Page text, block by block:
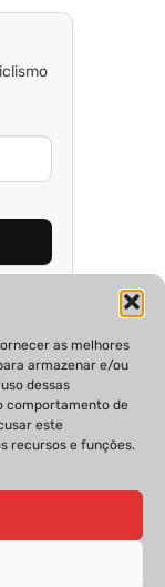
as melhores
armazenar e/ou
dessas
comportamento de
este
recursos e funções.
EDITORIAL